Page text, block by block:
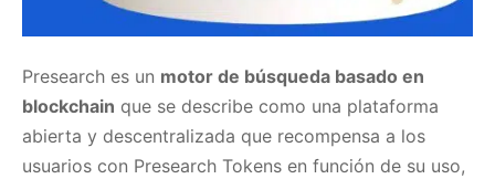
Presearch es un motor de búsqueda basado en
blockchain que se describe como una plataforma
abierta y descentralizada que recompensa a los
usuarios con Presearch Tokens en función de su uso,